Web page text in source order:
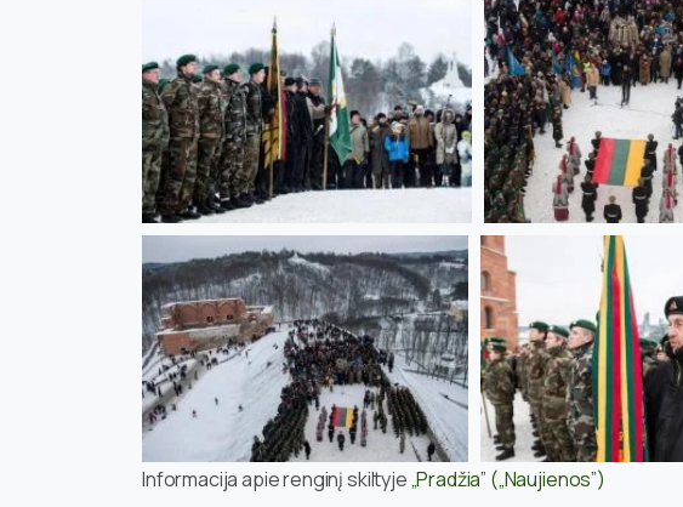
Informacija apie renginį skiltyje„Pradžia” („Naujienos”)